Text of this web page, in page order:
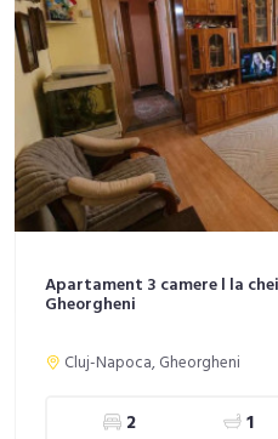
Apartament 3 camere l la
Gheorgheni
Cluj-Napoca, Gheorgheni
2 1